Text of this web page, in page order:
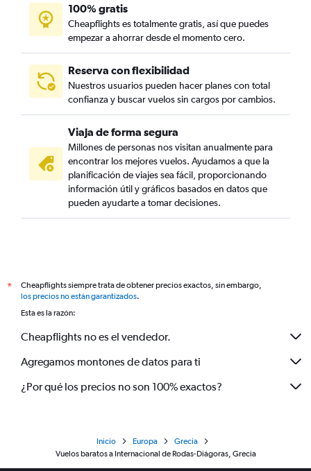
100% gratis
Cheapflights es totalmente gratis, así que puedes
empezar a ahorrar desde el momento cero.
Reserva con flexibilidad
Nuestros usuarios pueden hacer planes con total
confianza y buscar vuelos sin cargos por cambios.
Viaja de forma segura
Millones de personas nos visitan anualmente para
encontrar los mejores vuelos. Ayudamos a que la
planificación de viajes sea fácil, proporcionando
información útil y gráficos basados en datos que
pueden ayudarte a tomar decisiones.
*
Cheapflights siempre trata de obtener precios exactos, sin embargo,
los precios no están garantizados.
Esta es la razón:
Cheapflights no es el vendedor.
Agregamos montones de datos para ti
¿Por qué los precios no son 100% exactos?
Inicio Europa
Grecia
Vuelos baratos a Internacional de Rodas-Diágoras, Grecia